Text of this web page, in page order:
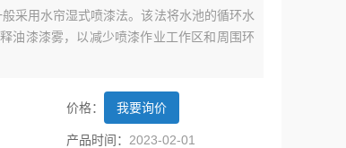
采用水帘湿式喷漆法。该法将水池的循环水
油漆漆雾，以减少喷漆作业工作区和周围环
价格： 我要询价
产品时间： 2023-02-01